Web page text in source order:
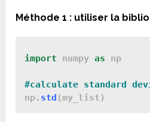
Méthode 1 : utiliser la
import numpy as np
#calculate standard
np. std (my_list)